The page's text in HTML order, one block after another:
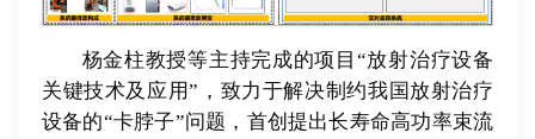
杨金柱教授等主持完成的项目“放射治疗设备
关键技术及应用”，致力于解决制约我国放射治疗
设备的“卡脖子”问题，首创提出长寿命高功率束流